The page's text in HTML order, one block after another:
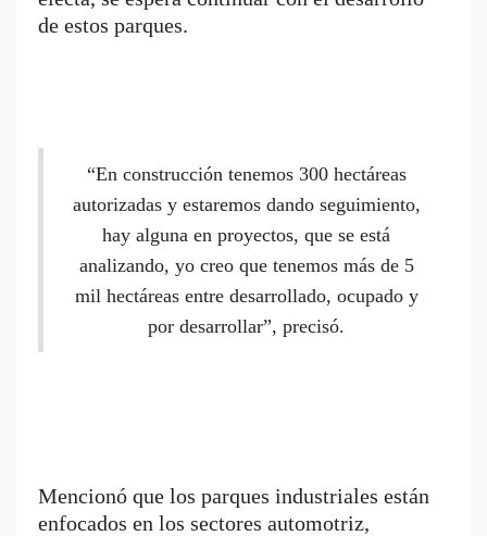
de estos parques.
“En construcción tenemos 300 hectáreas
autorizadas y estaremos dando seguimiento,
hay alguna en proyectos, que se está
analizando, yo creo que tenemos más de 5
mil hectáreas entre desarrollado, ocupado y
por desarrollar”, precisó.
Mencionó que los parques industriales están
enfocados en los sectores automotriz,